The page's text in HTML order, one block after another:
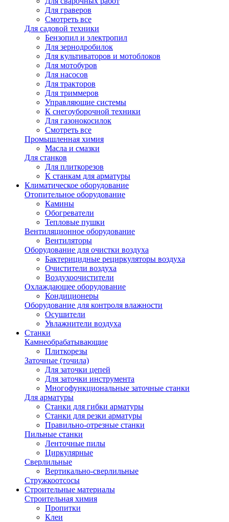
Для граверов
Смотреть все
Для садовой техники
Бензопил и электропил
Для зернодробилок
Для культиваторов и мотоблоков
Для мотобуров
Для насосов
Для тракторов
Для триммеров
Управляющие системы
К снегоуборочной техники
Для газонокосилок
Смотреть все
Промышленная химия
Масла и смазки
Для станков
Для плиткорезов
К станкам для арматуры
Климатическое оборудование
Отопительное оборудование
Камины
Обогреватели
Тепловые пушки
Вентиляционное оборудование
Вентиляторы
Оборудование для очистки воздуха
Бактерицидные рециркуляторы воздуха
Очистители воздуха
Воздухоочистители
Охлаждающее оборудование
Кондиционеры
Оборудование для контроля влажности
Осушители
Увлажнители воздуха
Станки
Камнеобрабатывающие
Плиткорезы
Заточные (точила)
Для заточки цепей
Для заточки инструмента
Многофункциональные заточные станки
Для арматуры
Станки для гибки арматуры
Станки для резки арматуры
Правильно-отрезные станки
Пильные станки
Ленточные пилы
Циркулярные
Сверлильные
Вертикально-сверлильные
Стружкоотсосы
Строительные материалы
Строительная химия
Пропитки
Клеи